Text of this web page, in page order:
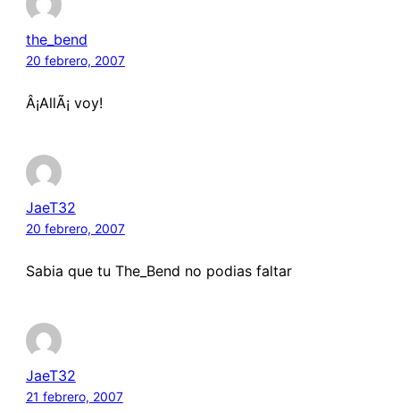
the_bend
20 febrero, 2007
Â¡AllÃ¡ voy!
JaeT32
20 febrero, 2007
Sabia que tu The_Bend no podias faltar
JaeT32
21 febrero, 2007